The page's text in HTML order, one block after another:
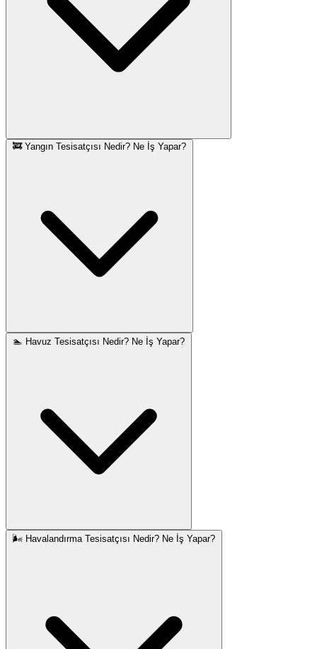
🚒 Yangın Tesisatçısı Nedir? Ne İş Yapar?
🏊 Havuz Tesisatçısı Nedir? Ne İş Yapar?
🌬️ Havalandırma Tesisatçısı Nedir? Ne İş Yapar?